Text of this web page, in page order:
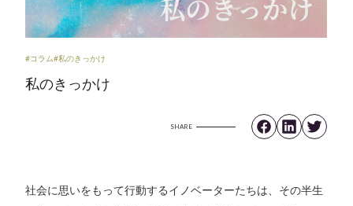
#コラム#私のきっかけ
私のきっかけ
SHARE
社会に思いをもって行動するイノベーターたちは、その半生